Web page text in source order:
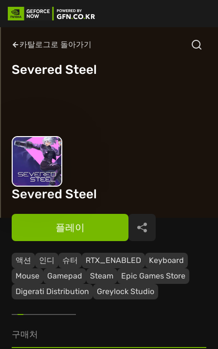
카탈로그로 돌아가기
Severed Steel
Severed Steel
액션 인디 슈터 RTX_ENABLED
Keyboard
Mouse
Gamepad Steam
Epic Games Store
Digerati Distribution
Greylock Studio
플레이 공유
구매처